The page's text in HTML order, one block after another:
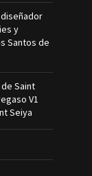
y
Santos de
Saint
V1
Seiya